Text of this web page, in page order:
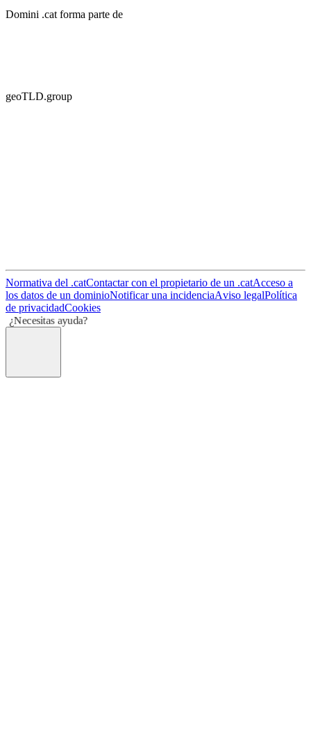
Domini .cat forma parte de
geoTLD.group
Normativa del .catContactar con el propietario de un .catAcceso a
los datos de un dominioNotificar una incidenciaAviso legalPolítica
de privacidadCookies
¿Necesitas ayuda?